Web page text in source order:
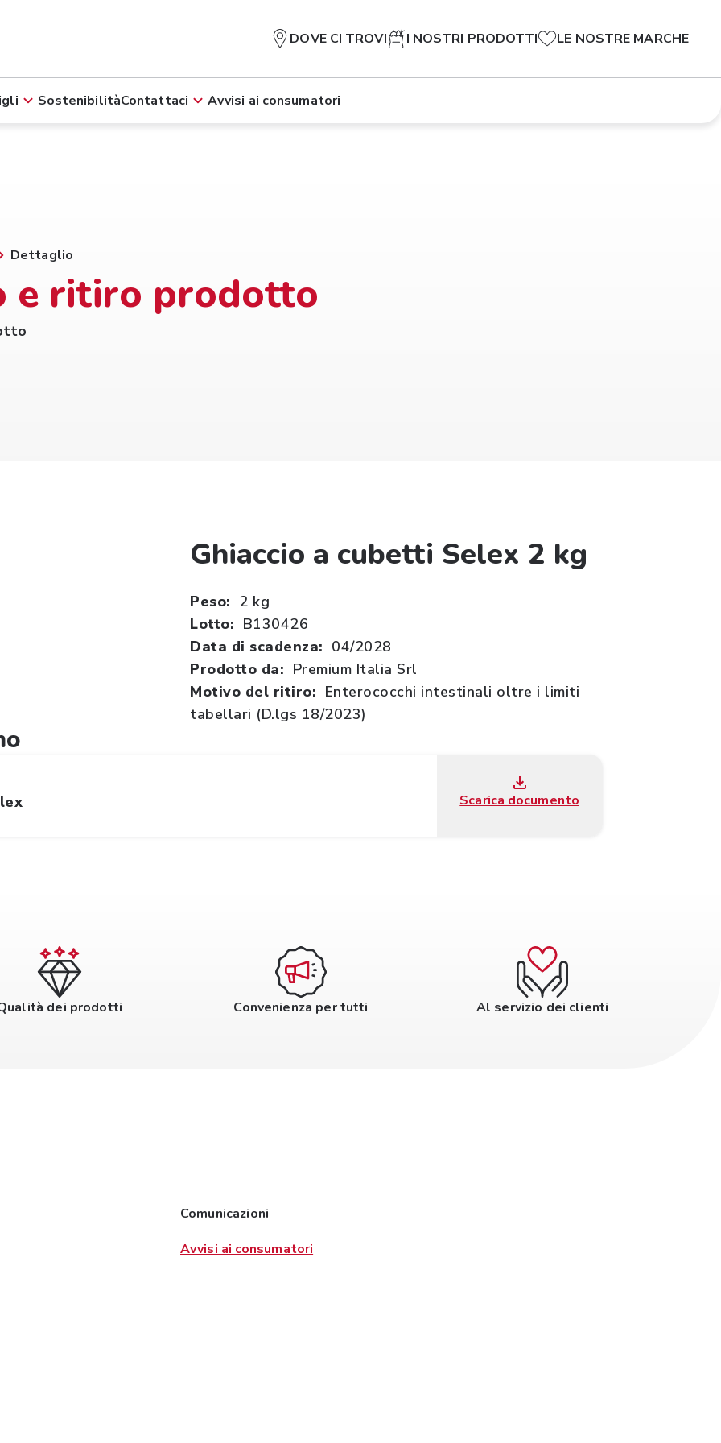
DOVE CI TROVI I NOSTRI PRODOTTI LE NOSTRE MARCHE
SostenibilitàContattaci Avvisi ai consumatori
Dettaglio
e ritiro prodotto
Ghiaccio a cubetti Selex 2 kg
Peso: 2 kg
Lotto: B130426
Data di scadenza: 04/2028
Prodotto da: Premium Italia Srl
Motivo del ritiro: Enterococchi intestinali oltre i limiti
tabellari (D.lgs 18/2023)
Scarica documento
dei prodotti Convenienza per tutti Al servizio dei clienti
Comunicazioni
Avvisi ai consumatori